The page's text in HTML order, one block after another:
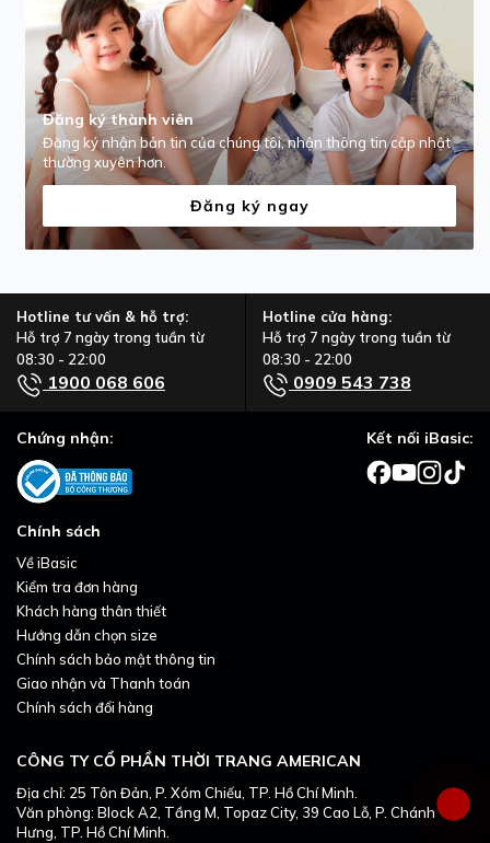
Đăng ký thành viên
Đăng ký nhận bản tin của chúng tôi, nhận thông tin cập nhật
thường xuyên hơn.
Đăng ký ngay
Hotline tư vấn & hỗ trợ:
Hỗ trợ 7 ngày trong tuần từ
08:30 - 22:00
1900 068 606
Hotline cửa hàng:
Hỗ trợ 7 ngày trong tuần từ
08:30 - 22:00
0909 543 738
CÔNG TY CỔ PHẦN THỜI TRANG AMERICAN
Địa chỉ: 25 Tôn Đản, P. Xóm Chiếu, TP. Hồ Chí Minh.
Văn phòng: Block A2, Tầng M, Topaz City, 39 Cao Lỗ, P. Chánh
Hưng, TP. Hồ Chí Minh.
Chính sách
Về iBasic
Kiểm tra đơn hàng
Khách hàng thân thiết
Hướng dẫn chọn size
Chính sách bảo mật thông tin
Giao nhận và Thanh toán
Chính sách đổi hàng
Chứng nhận: Kết nối iBasic: